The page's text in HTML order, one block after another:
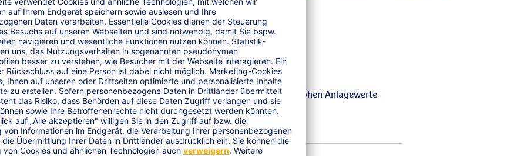
neue Wind­energieanlagen
neue Windenergieanlagen.Mit dem Spezialkonzept sichern Sie die hohen Anlagewerte
durch unvorhergesehene Sachschäden ab.